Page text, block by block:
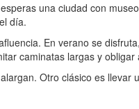
una ciudad con
día.
En verano se
caminatas largas y obligar
Otro clásico es llevar